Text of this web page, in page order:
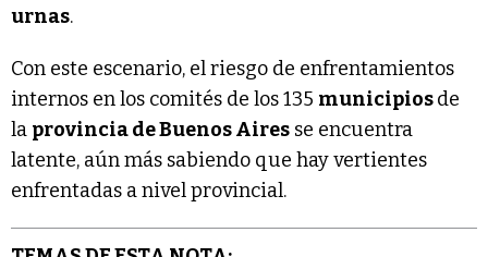
urnas.
Con este escenario, el riesgo de enfrentamientos
internos en los comités de los 135 municipiosde
la provincia de Buenos Aires se encuentra
latente, aún más sabiendo que hay vertientes
enfrentadas a nivel provincial.